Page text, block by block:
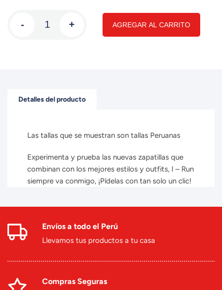
- + AGREGAR AL CARRITO
Detalles del producto
Las tallas que se muestran son tallas Peruanas
Experimenta y prueba las nuevas zapatillas que
combinan con los mejores estilos y outfits, I – Run
siempre va conmigo, ¡Pídelas con tan solo un clic!
Envíos a todo el Perú
Llevamos tus productos a tu casa
Compras Seguras